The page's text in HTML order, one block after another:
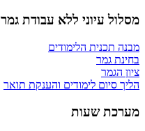
מסלול עיוני ללא עבודת גמר
מבנה תכנית הלימודים
בחינת גמר
ציון הגמר
הליך סיום לימודים והענקת תואר
מערכת שעות